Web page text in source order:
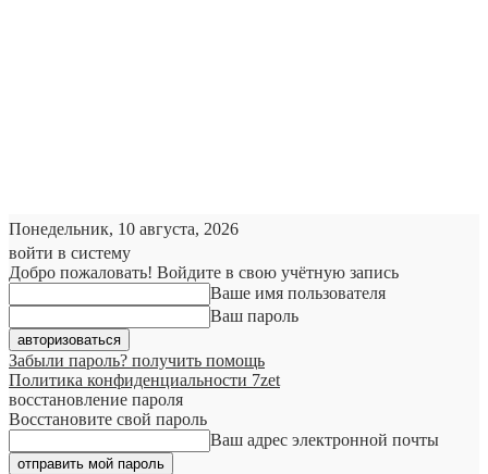
Понедельник, 10 августа, 2026
войти в систему
Добро пожаловать! Войдите в свою учётную запись
Ваше имя пользователя
Ваш пароль
Забыли пароль? получить помощь
Политика конфиденциальности 7zet
восстановление пароля
Восстановите свой пароль
Ваш адрес электронной почты